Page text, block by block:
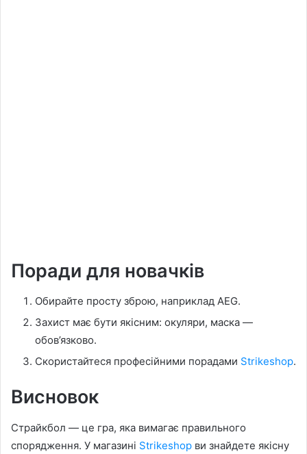
Поради для новачків
Обирайте просту зброю, наприклад AEG.
Захист має бути якісним: окуляри, маска —
обов’язково.
Скористайтеся професійними порадами Strikeshop.
Висновок
Страйкбол — це гра, яка вимагає правильного
спорядження. У магазині Strikeshop ви знайдете якісну